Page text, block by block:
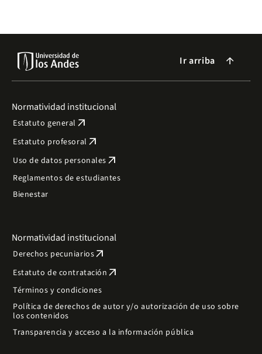
Ir arriba arrow_forward
Normatividad institucional
Estatuto general arrow_outward
Estatuto profesoral arrow_outward
Uso de datos personales arrow_outward
Reglamentos de estudiantes
Bienestar
Normatividad institucional
Derechos pecuniariosarrow_outward
Estatuto de contratación arrow_outward
Términos y condiciones
Política de derechos de autor y/o autorización de uso sobre
los contenidos
Transparencia y acceso a la información pública